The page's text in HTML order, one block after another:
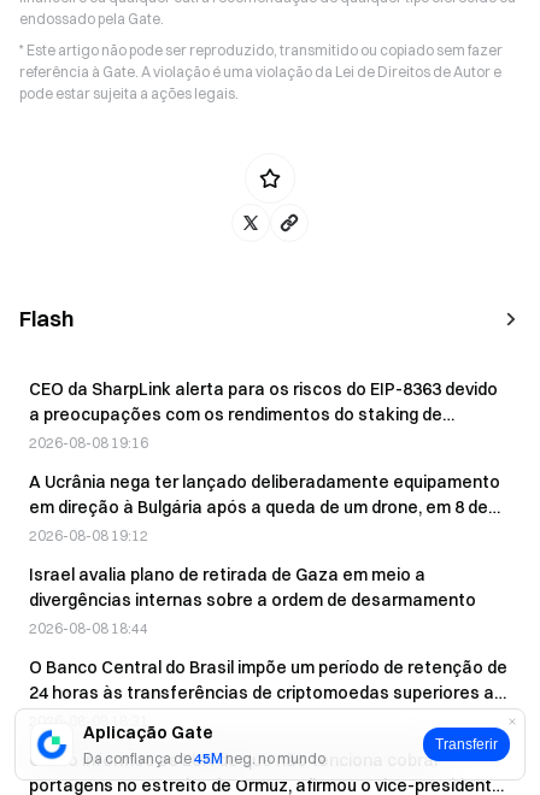
Aplicação Gate
Da confiança de45Mneg. no mundo
Transferir
endossado pela Gate.
* Este artigo não pode ser reproduzido, transmitido ou copiado sem fazer
referência à Gate. A violação é uma violação da Lei de Direitos de Autor e
pode estar sujeita a ações legais.
Flash
CEO da SharpLink alerta para os riscos do EIP-8363 devido
a preocupações com os rendimentos do staking de
Ethereum
2026-08-08 19:16
A Ucrânia nega ter lançado deliberadamente equipamento
em direção à Bulgária após a queda de um drone, em 8 de
agosto.
2026-08-08 19:12
Israel avalia plano de retirada de Gaza em meio a
divergências internas sobre a ordem de desarmamento
2026-08-08 18:44
O Banco Central do Brasil impõe um período de retenção de
24 horas às transferências de criptomoedas superiores a
O Irão informou os EUA de que não tenciona cobrar
portagens no estreito de Ormuz, afirmou o vice-presidente